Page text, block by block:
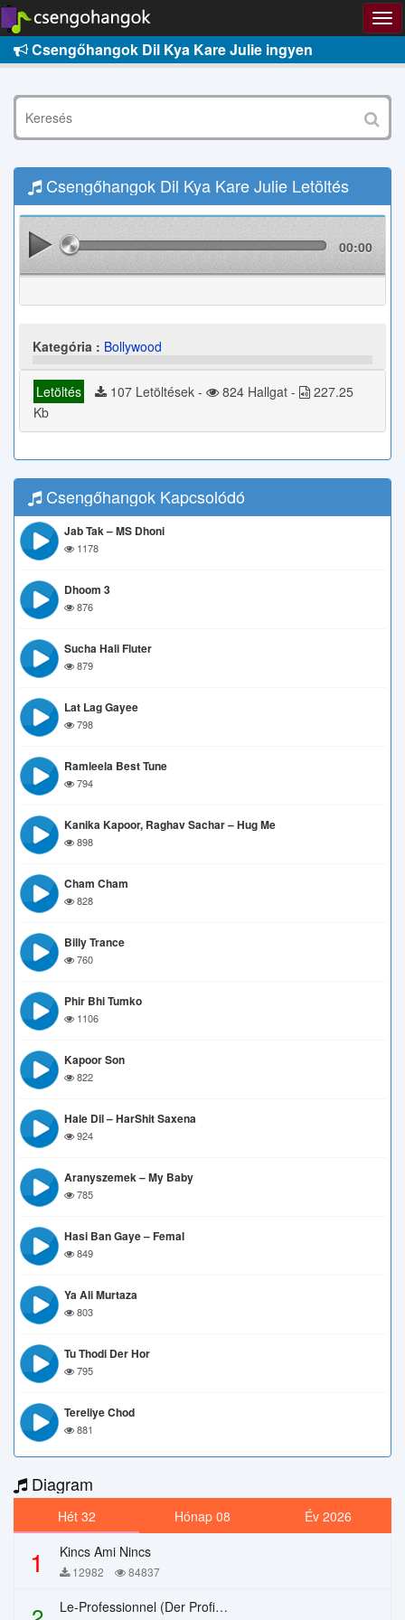
Csengőhangok Dil Kya Kare Julie ingyen
Csengőhangok Dil Kya Kare Julie Letöltés
00:00
Kategória : Bollywood
Letöltés 107 Letöltések - 824 Hallgat -
227.25
Kb
Csengőhangok Kapcsolódó
Jab Tak – MS Dhoni
1178
Dhoom 3
876
Sucha Hali Fluter
879
Lat Lag Gayee
798
Ramleela Best Tune
794
Kanika Kapoor, Raghav Sachar – Hug Me
898
Cham Cham
828
Billy Trance
760
Phir Bhi Tumko
1106
Kapoor Son
822
Hale Dil – HarShit Saxena
924
Aranyszemek – My Baby
785
Hasi Ban Gaye – Femal
849
Ya Ali Murtaza
803
Tu Thodi Der Hor
795
Tereliye Chod
881
Diagram
Hét 32 Hónap 08 Év 2026
1 Kincs Ami Nincs
12982 84837
Le-Professionnel (Der Profi) – Chi Mai